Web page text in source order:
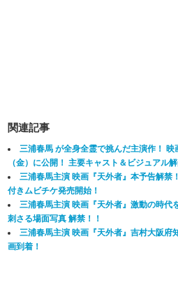
関連記事
三浦春馬 が全身全霊で挑んだ主演作！
（金）に公開！ 主要キャスト＆ビジュアル
三浦春馬主演 映画『天外者』本予告解禁
付きムビチケ発売開始！
三浦春馬主演 映画『天外者』激動の時代
刺さる場面写真 解禁！！
三浦春馬主演 映画『天外者』吉村大阪府
画到着！